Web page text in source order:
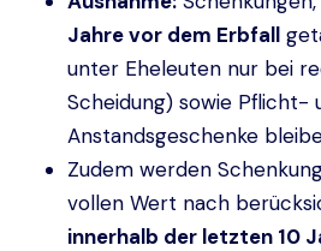
Jahre vor dem Erbfall
unter Eheleuten nur bei
Scheidung) sowie Pflicht-
Anstandsgeschenke
Zudem werden
vollen Wert nach
innerhalb der letzten 10